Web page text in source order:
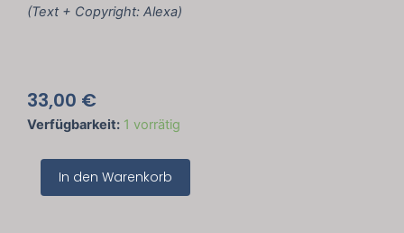
(Text + Copyright: Alexa)
33,00 €
Verfügbarkeit: 1 vorrätig
Mantraarmreif
Herzen
und
In den Warenkorb